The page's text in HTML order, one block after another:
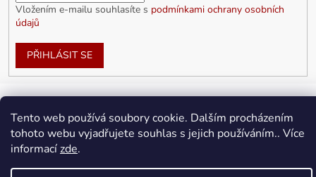
Tento web používá soubory cookie. Dalším procházením
tohoto webu vyjadřujete souhlas s jejich používáním.. Více
informacízde.
Vložením e-mailu souhlasíte s podmínkami ochrany osobních
údajů
PŘIHLÁSIT SE
Vytvořil Shoptet
Upravit nastavení cookies